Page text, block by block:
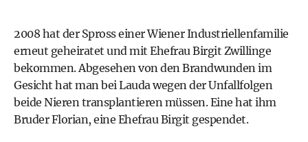
2008 hat der Spross einer Wiener Industriellenfamilie
erneut geheiratet und mit Ehefrau Birgit Zwillinge
bekommen. Abgesehen von den Brandwunden im
Gesicht hat man bei Lauda wegen der Unfallfolgen
beide Nieren transplantieren müssen. Eine hat ihm
Bruder Florian, eine Ehefrau Birgit gespendet.